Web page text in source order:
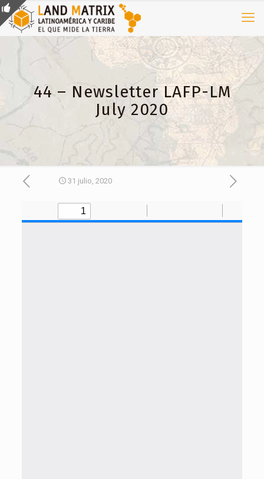
44 – Newsletter LAFP-LM
July 2020
31 julio, 2020